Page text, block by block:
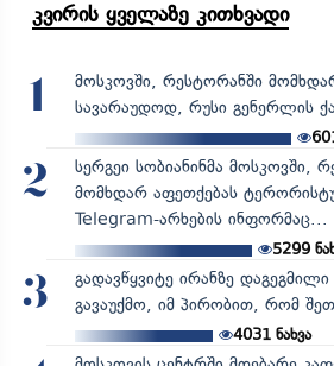
კვირის ყველაზე კითხვადი
1
მოსკოვში, რესტორანში
სავარაუდოდ, რუსი გენერლის
2
სერგეი სობიანინმა მოსკოვში,
მომხდარ აფეთქებას
Telegram-არხების ინფორმაც...
5299
3
გადავწყვიტე ირანზე
გავაუქმო, იმ პირობით, რომ
4031ნახვა